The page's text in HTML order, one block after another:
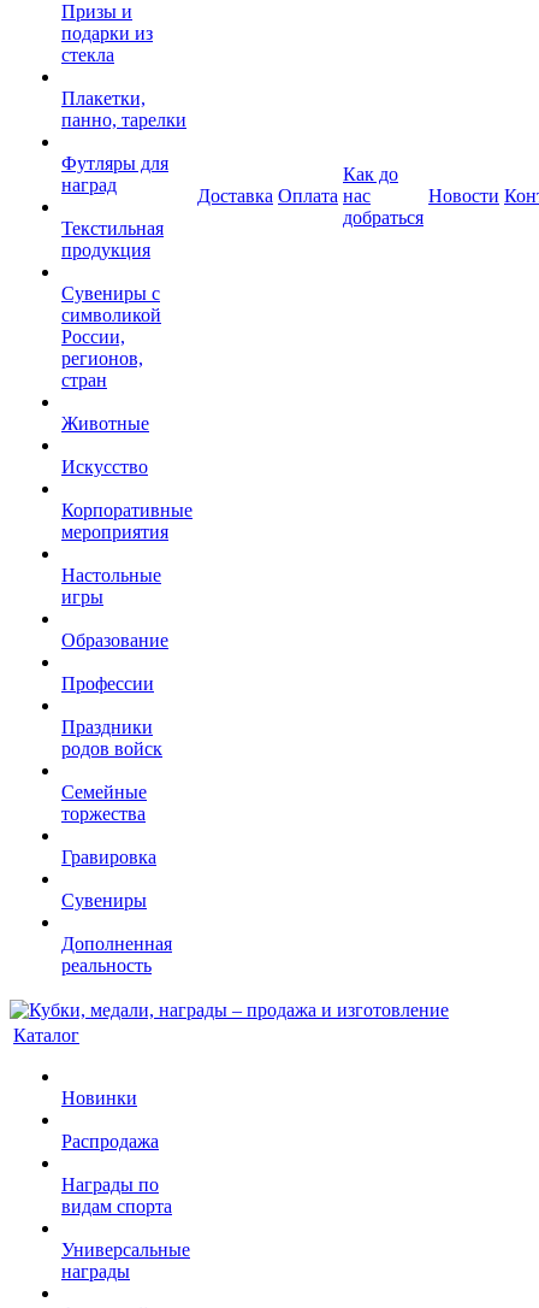
Призы и
подарки из
стекла
Плакетки,
панно, тарелки
Футляры для
наград
Текстильная
продукция
Сувениры с
символикой
России,
регионов,
стран
Животные
Искусство
Корпоративные
мероприятия
Настольные
игры
Образование
Профессии
Праздники
родов войск
Семейные
торжества
Гравировка
Сувениры
Дополненная
реальность
Доставка Оплата
Как до
нас
добраться
Новости
Каталог
Новинки
Распродажа
Награды по
видам спорта
Универсальные
награды